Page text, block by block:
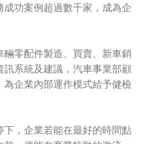
功案例超過數千家，成為企
零配件製造、買賣、新車銷
系統及建議，汽車事業部顧
企業內部運作模式給予健檢
，企業若能在最好的時間點